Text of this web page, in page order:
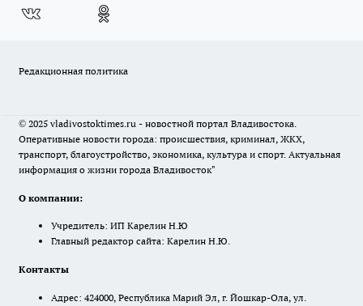
Редакционная политика
© 2025 vladivostoktimes.ru - новостной портал Владивостока.
Оперативные новости города: происшествия, криминал, ЖКХ,
транспорт, благоустройство, экономика, культура и спорт. Актуальная
информация о жизни города Владивосток"
О компании:
Учредитель: ИП Карелин Н.Ю
Главный редактор сайта: Карелин Н.Ю.
Контакты
Адрес: 424000, Республика Марий Эл, г. Йошкар-Ола, ул.